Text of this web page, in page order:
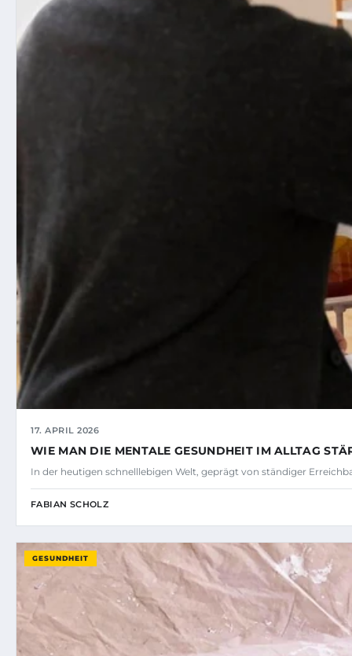
17. APRIL 2026
WIE MAN DIE MENTALE GESUNDHEIT IM ALLTAG
In der heutigen schnelllebigen Welt, geprägt von ständiger
FABIAN SCHOLZ
GESUNDHEIT